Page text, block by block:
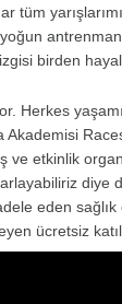
tüm
birden hayal
Herkes
Akademisi
ve etkinlik
diye
eden sağlık
ücretsiz